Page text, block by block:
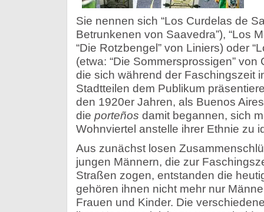
Sie nennen sich “Los Curdelas de
Betrunkenen von Saavedra”), “Los
“Die Rotzbengel” von Liniers) oder
(etwa: “Die Sommersprossigen”
die sich während der Faschingszeit
Stadtteilen dem Publikum
den 1920er Jahren, als Buenos
die porteños damit begannen, sich
Wohnviertel anstelle ihrer Ethnie zu
Aus zunächst losen
jungen Männern, die zur
Straßen zogen, entstanden die
gehören ihnen nicht mehr nur
Frauen und Kinder. Die